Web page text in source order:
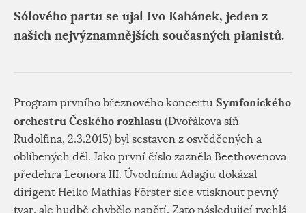
Sólového partu se ujal Ivo Kahánek, jeden z
našich nejvýznamnějších současných pianistů.
Program prvního březnového koncertu Symfonického
orchestru Českého rozhlasu (Dvořákova síň
Rudolfina, 2.3.2015) byl sestaven z osvědčených a
oblíbených děl. Jako první číslo zazněla Beethovenova
předehra Leonora III. Úvodnímu Adagiu dokázal
dirigent Heiko Mathias Förster sice vtisknout pevný
tvar, ale hudbě chybělo napětí. Zato následující rychlá